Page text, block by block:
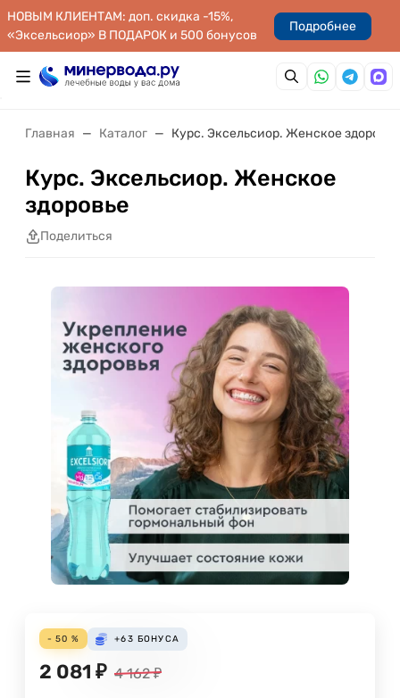
НОВЫМ КЛИЕНТАМ: доп. скидка -15%,
«Эксельсиор» В ПОДАРОК и 500 бонусов
Подробнее
Главная Каталог Курс. Эксельсиор. Женское здоровье
Курс. Эксельсиор. Женское
здоровье
Поделиться
- 50 % +63 БОНУСА
2 081 ₽ 4 162 ₽